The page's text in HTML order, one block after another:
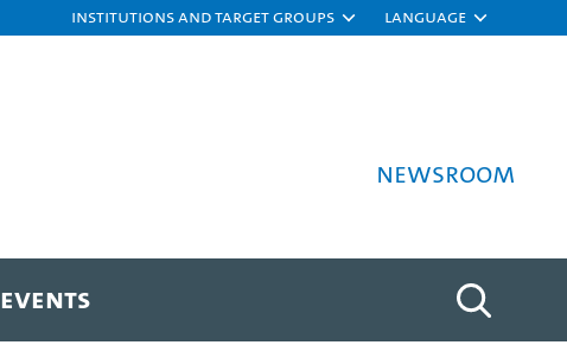
Institutions and target groups Language
Newsroom
EVENTS